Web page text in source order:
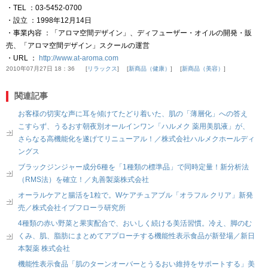
・TEL ：03-5452-0700
・設立 ：1998年12月14日
・事業内容 ：「アロマ空間デザイン」、ディフューザー・オイルの開発・販
売、「アロマ空間デザイン」スクールの運営
・URL ：
http://www.at-aroma.com
2010年07月27日 18：36 リラックス 新商品（健康） 新商品（美容）
関連記事
お客様の切実な声に耳を傾けてたどり着いた、肌の「薄層化」への答え
こすらず、うるおす朝夜別オールインワン「ハルメク 薬用美肌液」が、
さらなる高機能化を遂げてリニューアル！／株式会社ハルメクホールディ
ングス
ブラックジンジャー成分6種を「1種類の標準品」で同時定量！新分析法
（RMS法）を確立！／丸善製薬株式会社
オーラルケアと腸活を1粒で。Wケアチュアブル「オラフル クリア」新発
売／株式会社イブフローラ研究所
4種類の赤い野菜と果実配合で、おいしく続ける美活習慣。冷え、脚のむ
くみ、肌、脂肪にまとめてアプローチする機能性表示食品が新登場／新日
本製薬 株式会社
機能性表示食品「肌のターンオーバーとうるおい維持をサポートする」美